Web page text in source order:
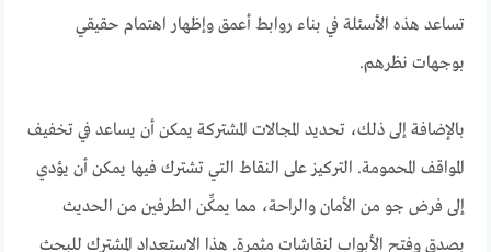
تساعد هذه الأسئلة في بناء روابط أعمق وإظهار اهتمام حقيقي
بوجهات نظرهم.
بالإضافة إلى ذلك، تحديد المجالات المشتركة يمكن أن يساعد في تخفيف
المواقف المحمومة. التركيز على النقاط التي تشترك فيها يمكن أن يؤدي
إلى فرض جو من الأمان والراحة، مما يمكِّن الطرفين من الحديث
بصدق وفتح الأبواب لنقاشات مثمرة. هذا الاستعداد المشترك للبحث